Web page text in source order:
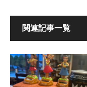
関連記事一覧